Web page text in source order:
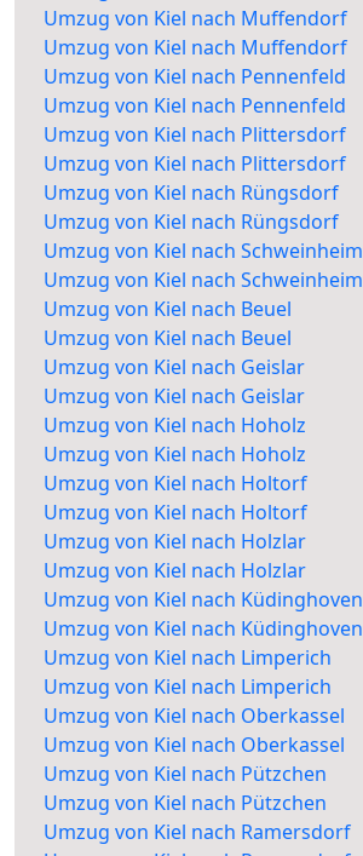
Umzug von Kiel nach Muffendorf
Umzug von Kiel nach Muffendorf
Umzug von Kiel nach Pennenfeld
Umzug von Kiel nach Pennenfeld
Umzug von Kiel nach Plittersdorf
Umzug von Kiel nach Plittersdorf
Umzug von Kiel nach Rüngsdorf
Umzug von Kiel nach Rüngsdorf
Umzug von Kiel nach Schweinheim
Umzug von Kiel nach Schweinheim
Umzug von Kiel nach Beuel
Umzug von Kiel nach Beuel
Umzug von Kiel nach Geislar
Umzug von Kiel nach Geislar
Umzug von Kiel nach Hoholz
Umzug von Kiel nach Hoholz
Umzug von Kiel nach Holtorf
Umzug von Kiel nach Holtorf
Umzug von Kiel nach Holzlar
Umzug von Kiel nach Holzlar
Umzug von Kiel nach Küdinghoven
Umzug von Kiel nach Küdinghoven
Umzug von Kiel nach Limperich
Umzug von Kiel nach Limperich
Umzug von Kiel nach Oberkassel
Umzug von Kiel nach Oberkassel
Umzug von Kiel nach Pützchen
Umzug von Kiel nach Pützchen
Umzug von Kiel nach Ramersdorf